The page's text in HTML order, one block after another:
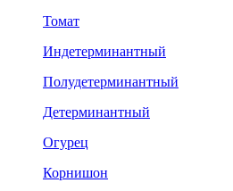
Томат
Индетерминантный
Полудетерминантный
Детерминантный
Огурец
Корнишон